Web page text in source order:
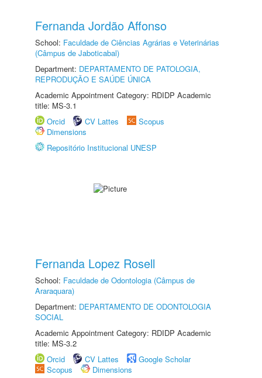
Fernanda Jordão Affonso
School: Faculdade de Ciências Agrárias e Veterinárias
(Câmpus de Jaboticabal)
Department: DEPARTAMENTO DE PATOLOGIA,
REPRODUÇÃO E SAÚDE ÚNICA
Academic Appointment Category: RDIDP Academic
title: MS-3.1
Orcid
CV Lattes
Scopus
Dimensions
Repositório Institucional UNESP
Fernanda Lopez Rosell
School: Faculdade de Odontologia (Câmpus de
Araraquara)
Department: DEPARTAMENTO DE ODONTOLOGIA
SOCIAL
Academic Appointment Category: RDIDP Academic
title: MS-3.2
Orcid
CV Lattes
Google Scholar
Scopus
Dimensions